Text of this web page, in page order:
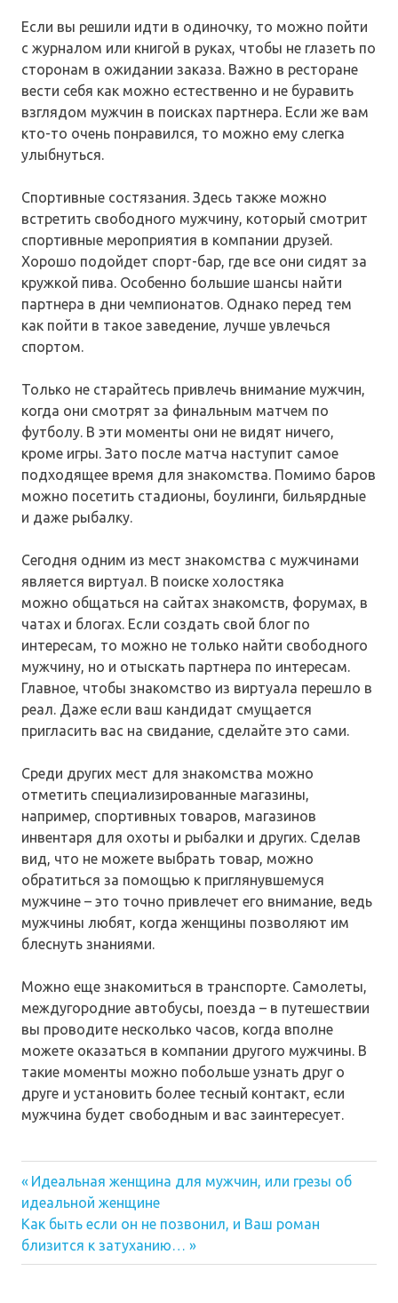
Если вы решили идти в одиночку, то можно пойти
с журналом или книгой в руках, чтобы не глазеть по
сторонам в ожидании заказа. Важно в ресторане
вести себя как можно естественно и не буравить
взглядом мужчин в поисках партнера. Если же вам
кто-то очень понравился, то можно ему слегка
улыбнуться.
Спортивные состязания. Здесь также можно
встретить свободного мужчину, который смотрит
спортивные мероприятия в компании друзей.
Хорошо подойдет спорт-бар, где все они сидят за
кружкой пива. Особенно большие шансы найти
партнера в дни чемпионатов. Однако перед тем
как пойти в такое заведение, лучше увлечься
спортом.
Только не старайтесь привлечь внимание мужчин,
когда они смотрят за финальным матчем по
футболу. В эти моменты они не видят ничего,
кроме игры. Зато после матча наступит самое
подходящее время для знакомства. Помимо баров
можно посетить стадионы, боулинги, бильярдные
и даже рыбалку.
Сегодня одним из мест знакомства с мужчинами
является виртуал. В поиске холостяка
можно общаться на сайтах знакомств, форумах, в
чатах и блогах. Если создать свой блог по
интересам, то можно не только найти свободного
мужчину, но и отыскать партнера по интересам.
Главное, чтобы знакомство из виртуала перешло в
реал. Даже если ваш кандидат смущается
пригласить вас на свидание, сделайте это сами.
Среди других мест для знакомства можно
отметить специализированные магазины,
например, спортивных товаров, магазинов
инвентаря для охоты и рыбалки и других. Сделав
вид, что не можете выбрать товар, можно
обратиться за помощью к приглянувшемуся
мужчине – это точно привлечет его внимание, ведь
мужчины любят, когда женщины позволяют им
блеснуть знаниями.
Можно еще знакомиться в транспорте. Самолеты,
междугородние автобусы, поезда – в путешествии
вы проводите несколько часов, когда вполне
можете оказаться в компании другого мужчины. В
такие моменты можно побольше узнать друг о
друге и установить более тесный контакт, если
мужчина будет свободным и вас заинтересует.
Навигация
по
записям
Предыдущая
запись:
Идеальная женщина для мужчин, или грезы об
идеальной женщине
Следующая
запись:
Как быть если он не позвонил, и Ваш роман
близится к затуханию…